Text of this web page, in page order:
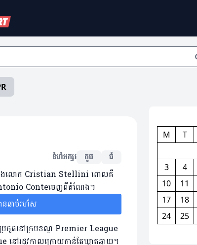
ទំហំអក្សរ តូច ធំ
ណែងលោក Cristian Stellini ពោលគឺ
Conteចេញពីតំណែង។
ឆាប់រហ័ស
កួតនៅ​ក្របខណ្ឌ Premier League
ៅ​រដូវ​កាល​ក្រោយកាន់តែឃ្លាតឆ្ងាយ។
M
T
3
4
10
11
17
18
24
25